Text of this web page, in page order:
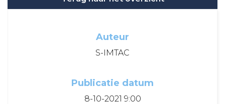
Auteur
S-IMTAC
Publicatie datum
8-10-2021 9:00